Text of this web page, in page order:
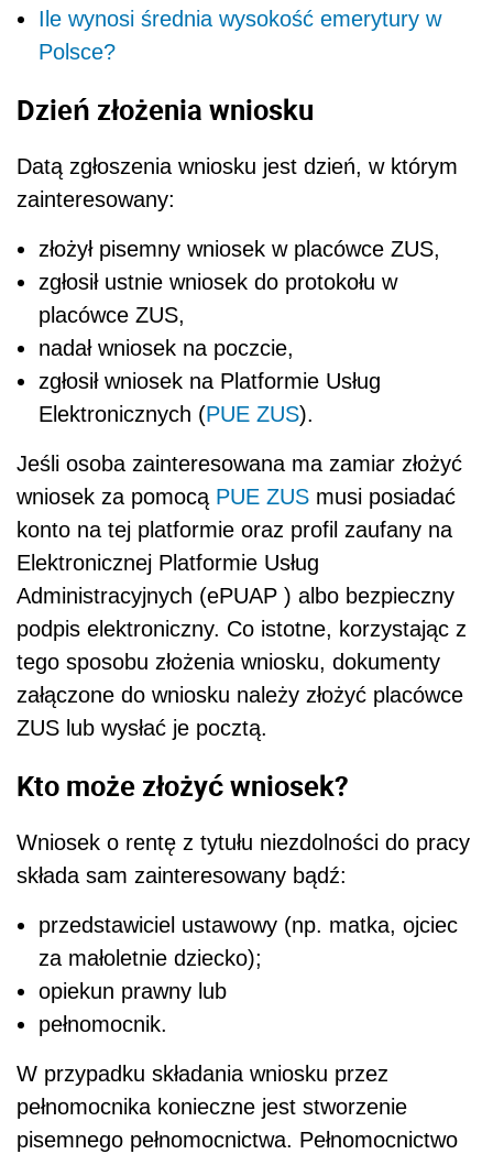
Ile wynosi średnia wysokość emerytury w
Polsce?
Dzień złożenia wniosku
Datą zgłoszenia wniosku jest dzień, w którym
zainteresowany:
złożył pisemny wniosek w placówce ZUS,
zgłosił ustnie wniosek do protokołu w
placówce ZUS,
nadał wniosek na poczcie,
zgłosił wniosek na Platformie Usług
Elektronicznych (PUE ZUS).
Jeśli osoba zainteresowana ma zamiar złożyć
wniosek za pomocą PUE ZUS musi posiadać
konto na tej platformie oraz profil zaufany na
Elektronicznej Platformie Usług
Administracyjnych (ePUAP ) albo bezpieczny
podpis elektroniczny. Co istotne, korzystając z
tego sposobu złożenia wniosku, dokumenty
załączone do wniosku należy złożyć placówce
ZUS lub wysłać je pocztą.
Kto może złożyć wniosek?
Wniosek o rentę z tytułu niezdolności do pracy
składa sam zainteresowany bądź:
przedstawiciel ustawowy (np. matka, ojciec
za małoletnie dziecko);
opiekun prawny lub
pełnomocnik.
W przypadku składania wniosku przez
pełnomocnika konieczne jest stworzenie
pisemnego pełnomocnictwa. Pełnomocnictwo